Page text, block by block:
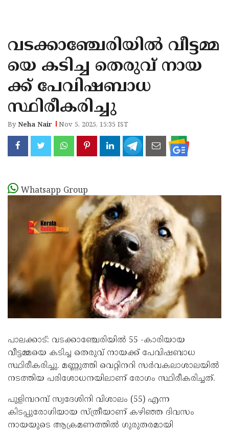
KANNUR
KASARAGOD
വടക്കാഞ്ചേരിയിൽ വീട്ടമ്മ
യെ കടിച്ച തെരുവ് നായ
ക്ക് പേവിഷബാധ
സ്ഥിരീകരിച്ചു
ByNeha Nair Nov 5, 2025, 15:35 IST
Whatsapp Group
പാലക്കാട്: വടക്കാഞ്ചേരിയിൽ 55 -കാരിയായ
വീട്ടമ്മയെ കടിച്ച തെരുവ് നായക്ക് പേവിഷബാധ
സ്ഥിരീകരിച്ചു. മണ്ണുത്തി വെറ്റിനറി സർവകലാശാലയിൽ
നടത്തിയ പരിശോധനയിലാണ് രോഗം സ്ഥിരീകരിച്ചത്.
പുളിമ്പറമ്പ് സ്വദേശിനി വിശാലം (55) എന്ന
കിടപ്പുരോഗിയായ സ്ത്രീയാണ് കഴിഞ്ഞ ദിവസം
നായയുടെ ആക്രമണത്തിൽ ഗുരുതരമായി